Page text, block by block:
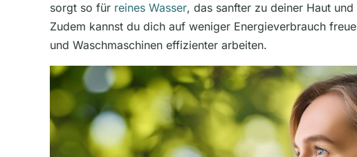
sorgt so für reines Wasser, das sanfter zu deiner Haut
Zudem kannst du dich auf weniger Energieverbrauch
und Waschmaschinen effizienter arbeiten.